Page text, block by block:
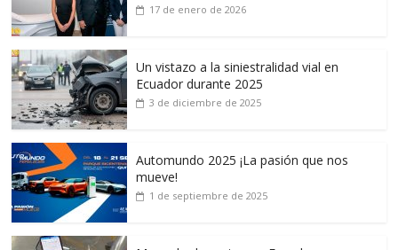
17 de enero de 2026
Un vistazo a la siniestralidad vial en
Ecuador durante 2025
3 de diciembre de 2025
Automundo 2025 ¡La pasión que nos
mueve!
1 de septiembre de 2025